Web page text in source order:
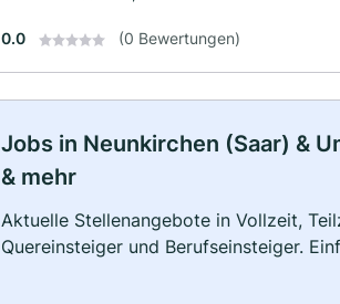
0.0 (0 Bewertungen)
Jobs in Neunkirchen (Saar) &
& mehr
Aktuelle Stellenangebote in Vollzeit,
Quereinsteiger und Berufseinsteiger.